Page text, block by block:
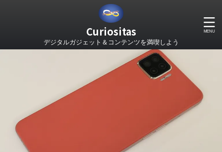
Curiositas
デジタルガジェット＆コンテンツを満喫しよう